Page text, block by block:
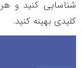
شناسایی کنید و
کلیدی بهینه کنید.